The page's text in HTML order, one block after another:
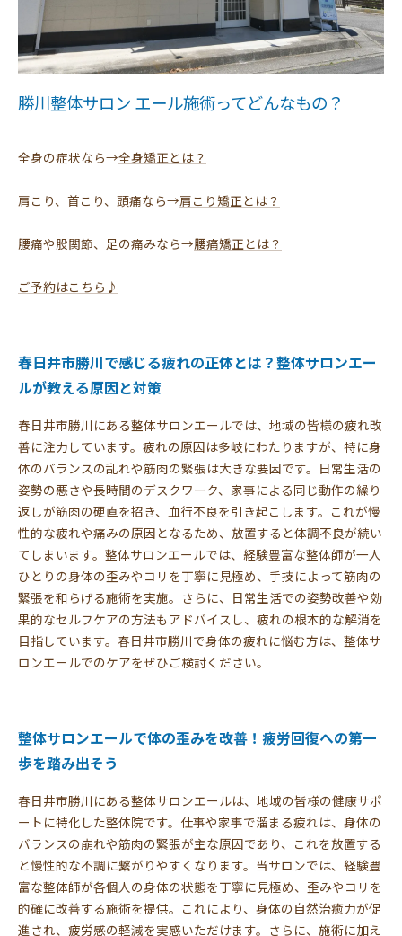
勝川整体サロン エール施術ってどんなもの？
全身の症状なら→全身矯正とは？
肩こり、首こり、頭痛なら→肩こり矯正とは？
腰痛や股関節、足の痛みなら→腰痛矯正とは？
ご予約はこちら♪
春日井市勝川で感じる疲れの正体とは？整体サロンエー
ルが教える原因と対策
春日井市勝川にある整体サロンエールでは、地域の皆様の疲れ改
善に注力しています。疲れの原因は多岐にわたりますが、特に身
体のバランスの乱れや筋肉の緊張は大きな要因です。日常生活の
姿勢の悪さや長時間のデスクワーク、家事による同じ動作の繰り
返しが筋肉の硬直を招き、血行不良を引き起こします。これが慢
性的な疲れや痛みの原因となるため、放置すると体調不良が続い
てしまいます。整体サロンエールでは、経験豊富な整体師が一人
ひとりの身体の歪みやコリを丁寧に見極め、手技によって筋肉の
緊張を和らげる施術を実施。さらに、日常生活での姿勢改善や効
果的なセルフケアの方法もアドバイスし、疲れの根本的な解消を
目指しています。春日井市勝川で身体の疲れに悩む方は、整体サ
ロンエールでのケアをぜひご検討ください。
整体サロンエールで体の歪みを改善！疲労回復への第一
歩を踏み出そう
春日井市勝川にある整体サロンエールは、地域の皆様の健康サポ
ートに特化した整体院です。仕事や家事で溜まる疲れは、身体の
バランスの崩れや筋肉の緊張が主な原因であり、これを放置する
と慢性的な不調に繋がりやすくなります。当サロンでは、経験豊
富な整体師が各個人の身体の状態を丁寧に見極め、歪みやコリを
的確に改善する施術を提供。これにより、身体の自然治癒力が促
進され、疲労感の軽減を実感いただけます。さらに、施術に加え